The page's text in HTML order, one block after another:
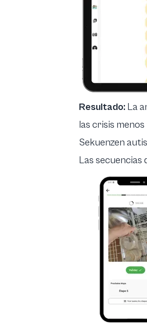
Resultado: La
las crisis
Sekuenzen
Las secuencias